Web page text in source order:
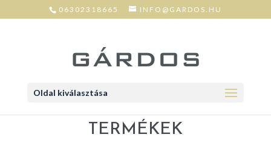
06302318665 INFO@GARDOS.HU
Oldal kiválasztása
TERMÉKEK